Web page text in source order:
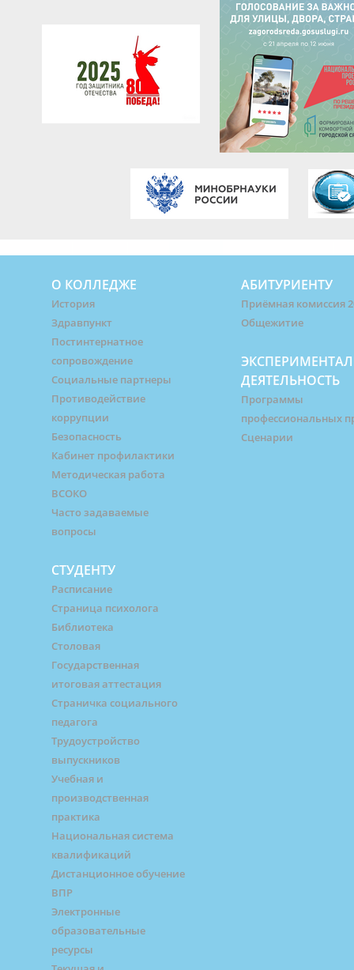
О КОЛЛЕДЖЕ
История
Здравпункт
Постинтернатное
сопровождение
Социальные партнеры
Противодействие
коррупции
Безопасность
Кабинет профилактики
Методическая работа
ВСОКО
Часто задаваемые
вопросы
СТУДЕНТУ
Расписание
Страница психолога
Библиотека
Столовая
Государственная
итоговая аттестация
Страничка социального
педагога
Трудоустройство
выпускников
Учебная и
производственная
практика
Национальная система
квалификаций
Дистанционное обучение
ВПР
Электронные
образовательные
ресурсы
АБИТУРИЕНТУ
Приёмная комиссия
Общежитие
ДЕЯТЕЛЬНОСТЬ
Программы
профессиональных
Сценарии